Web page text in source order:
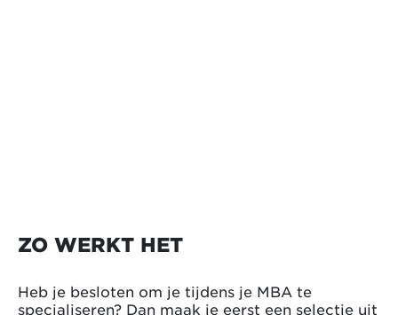
ZO WERKT HET
Heb je besloten om je tijdens je MBA te
specialiseren? Dan maak je eerst een selectie uit